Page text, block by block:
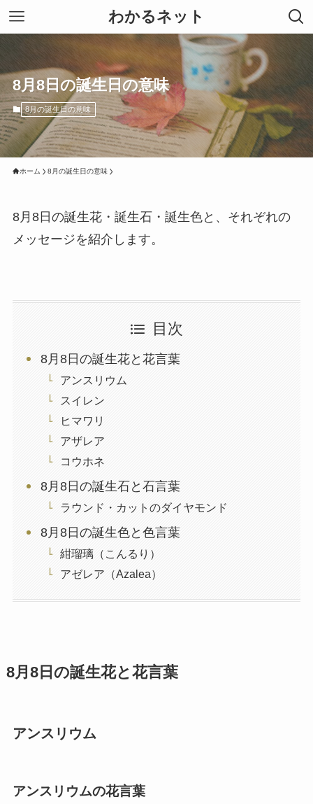
わかるネット
8月8日の誕生日の意味
8月の誕生日の意味
ホーム 8月の誕生日の意味
8月8日の誕生花・誕生石・誕生色と、それぞれの
メッセージを紹介します。
目次
8月8日の誕生花と花言葉
アンスリウム
スイレン
ヒマワリ
アザレア
コウホネ
8月8日の誕生石と石言葉
ラウンド・カットのダイヤモンド
8月8日の誕生色と色言葉
紺瑠璃（こんるり）
アゼレア（Azalea）
8月8日の誕生花と花言葉
アンスリウム
アンスリウムの花言葉